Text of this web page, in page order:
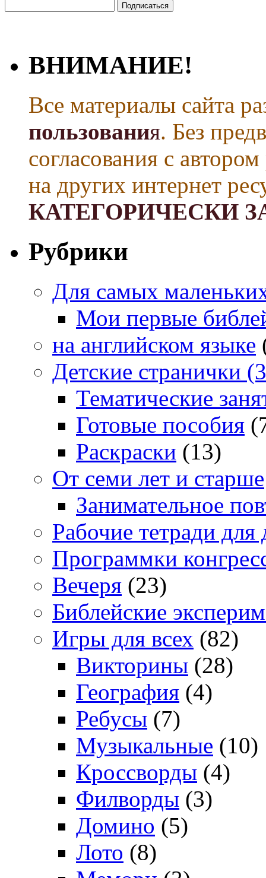
ВНИМАНИЕ!
Все материалы сайта
пользования. Без
согласования с
на других интернет
КАТЕГОРИЧЕСКИ
Рубрики
Для самых
Мои первые
на английском языке
Детские странички
Тематические
Готовые пособия
Раскраски (13)
От семи лет и старше
Занимательное
Рабочие тетради для
Программки
Вечеря (23)
Библейские
Игры для всех (82)
Викторины (28)
География (4)
Ребусы (7)
Музыкальные (10)
Кроссворды (4)
Филворды (3)
Домино (5)
Лото (8)